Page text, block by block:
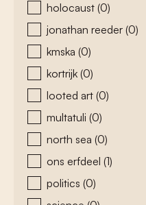
holocaust (0)
jonathan reeder (0)
kmska (0)
kortrijk (0)
looted art (0)
multatuli (0)
north sea (0)
ons erfdeel (1)
politics (0)